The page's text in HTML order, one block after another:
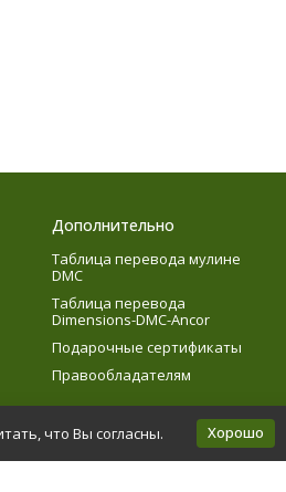
Дополнительно
Таблица перевода мулине
DMC
Таблица перевода
Dimensions-DMC-Ancor
Подарочные сертификаты
Правообладателям
что Вы согласны. Хорошо